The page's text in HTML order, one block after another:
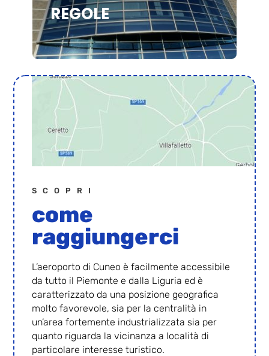
REGOLE
SCOPRI
come
raggiungerci
L’aeroporto di Cuneo è facilmente accessibile
da tutto il Piemonte e dalla Liguria ed è
caratterizzato da una posizione geografica
molto favorevole, sia per la centralità in
un’area fortemente industrializzata sia per
quanto riguarda la vicinanza a località di
particolare interesse turistico.